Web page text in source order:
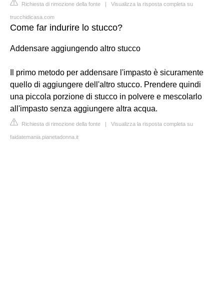
Richiesta di rimozione della fonte | Visualizza la risposta completa su
trucchidicasa.com
Come far indurire lo stucco?
Addensare aggiungendo altro stucco
Il primo metodo per addensare l'impasto è sicuramente
quello di aggiungere dell'altro stucco. Prendere quindi
una piccola porzione di stucco in polvere e mescolarlo
all'impasto senza aggiungere altra acqua.
Richiesta di rimozione della fonte | Visualizza la risposta completa su
faidatemania.pianetadonna.it